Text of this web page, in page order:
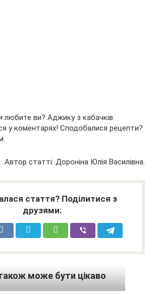
любите ви? Аджику з кабачків
у коментарях! Сподобалися рецепти?
Автор статті: Дороніна Юлія Василівна.
стаття? Поділитися з
друзями:
може бути цікаво